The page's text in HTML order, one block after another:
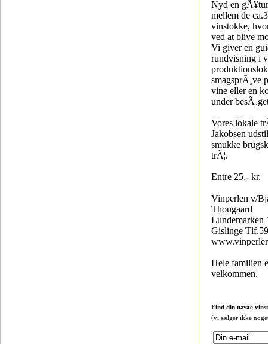
Nyd en
mellem de
vinstokke,
ved at blive
Vi giver en
rundvisning i
smagsprÃ¸ve
vine eller en
under
Vores lokale
Jakobsen
smukke
trÃ¦.
Entre 25,- kr.
Vinperlen v/
Thougaard
Lundemarken
Gislinge
Hele familien
velkommen.
Find din næste
(vi sælger ikke